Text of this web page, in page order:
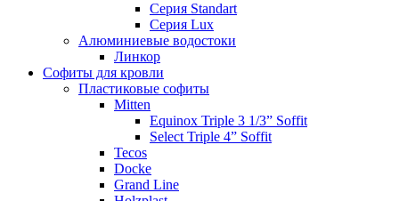
Серия Standart
Серия Lux
Алюминиевые водостоки
Линкор
Софиты для кровли
Пластиковые софиты
Mitten
Equinox Triple 3 1/3” Soffit
Select Triple 4” Soffit
Tecos
Docke
Grand Line